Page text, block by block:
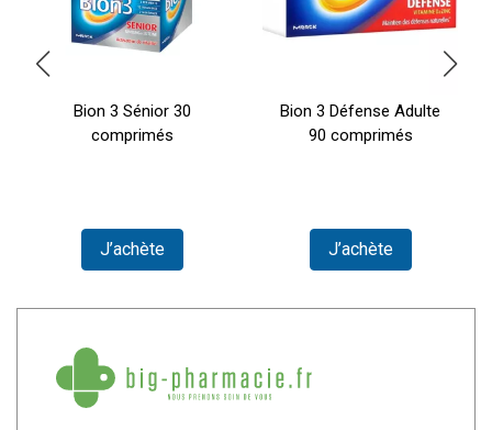
Bion 3 Sénior 30
comprimés
J’achète
Bion 3 Défense Adulte
90 comprimés
J’achète